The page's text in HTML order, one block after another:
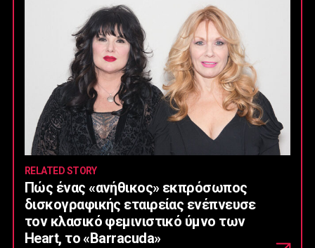
RELATED STORY
Πώς ένας «ανήθικος» εκπρόσωπος
δισκογραφικής εταιρείας ενέπνευσε
τον κλασικό φεμινιστικό ύμνο των
Heart, το «Barracuda»